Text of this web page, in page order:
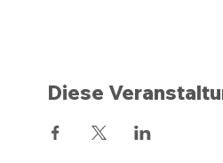
Diese